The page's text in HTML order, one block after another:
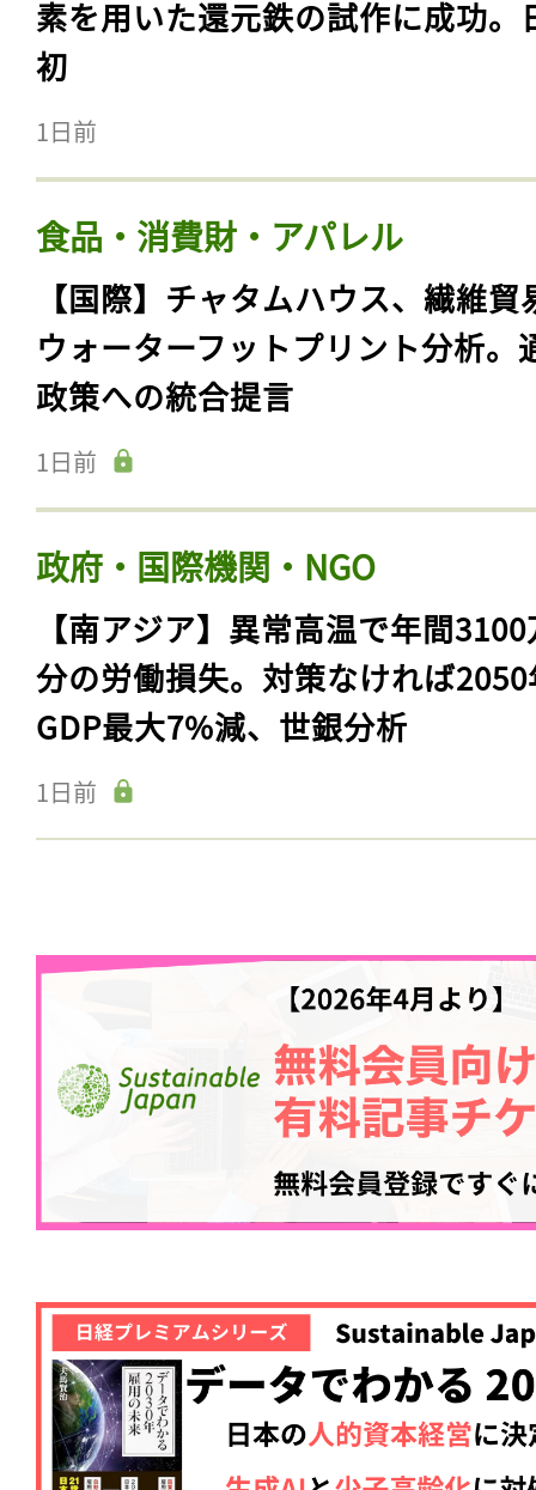
素を用いた還元鉄の試作に成功。
初
1日前
食品・消費財・アパレル
【国際】チャタムハウス、繊維貿
ウォーターフットプリント分析。
政策への統合提言
1日前
政府・国際機関・NGO
【南アジア】異常高温で年間
分の労働損失。対策なければ
GDP最大7%減、世銀分析
1日前